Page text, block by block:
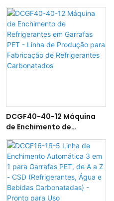
DCGF40-40-12 Máquina
de Enchimento de
Refrigerantes em Garrafas
PET - Linha de Produção
para Fabricação de
Refrigerantes
Carbonatados